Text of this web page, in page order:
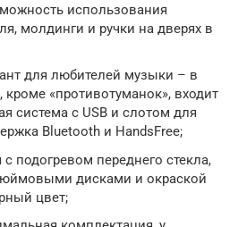
использования
молдинги и ручки на дверях в
для любителей музыки – в
«противотуманок», входит
система с USB и слотом для
Bluetooth и HandsFree;
подогревом переднего стекла,
дисками и окраской
цвет;